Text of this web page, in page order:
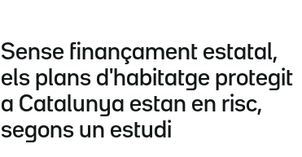
Sense finançament estatal,
els plans d'habitatge protegit
a Catalunya estan en risc,
segons un estudi